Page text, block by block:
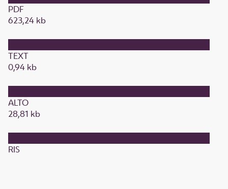
PDF
623,24 kb
TEXT
0,94 kb
ALTO
28,81 kb
RIS